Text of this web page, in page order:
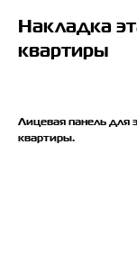
Накладка
квартиры
Лицевая панель для
квартиры.